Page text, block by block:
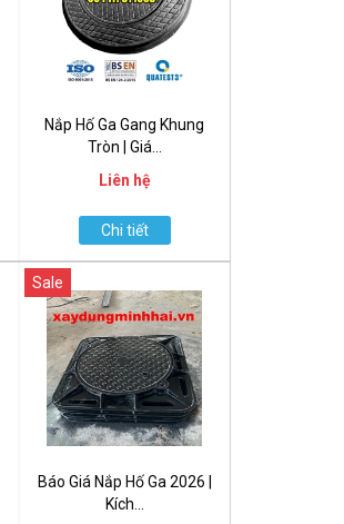
Nắp Hố Ga Gang Khung
Tròn | Giá...
Liên hệ
Chi tiết
Sale
Báo Giá Nắp Hố Ga 2026 |
Kích...